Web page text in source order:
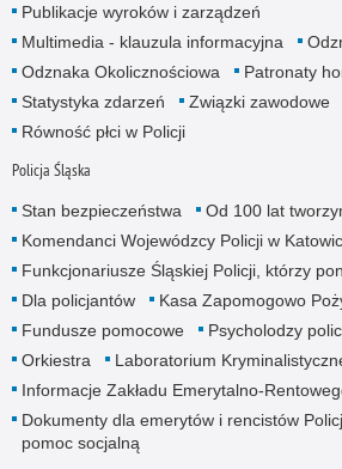
Publikacje wyroków i zarządzeń
Multimedia - klauzula informacyjna
Odznaka Okolicznościowa
Patronaty
Statystyka zdarzeń
Związki zawodowe
Równość płci w Policji
Policja Śląska
Stan bezpieczeństwa
Od 100 lat
Komendanci Wojewódzcy Policji w
Funkcjonariusze Śląskiej Policji, którzy
Dla policjantów
Kasa Zapomogowo
Fundusze pomocowe
Psycholodzy
Orkiestra
Laboratorium
Informacje Zakładu Emerytalno-
Dokumenty dla emerytów i rencistów
pomoc socjalną